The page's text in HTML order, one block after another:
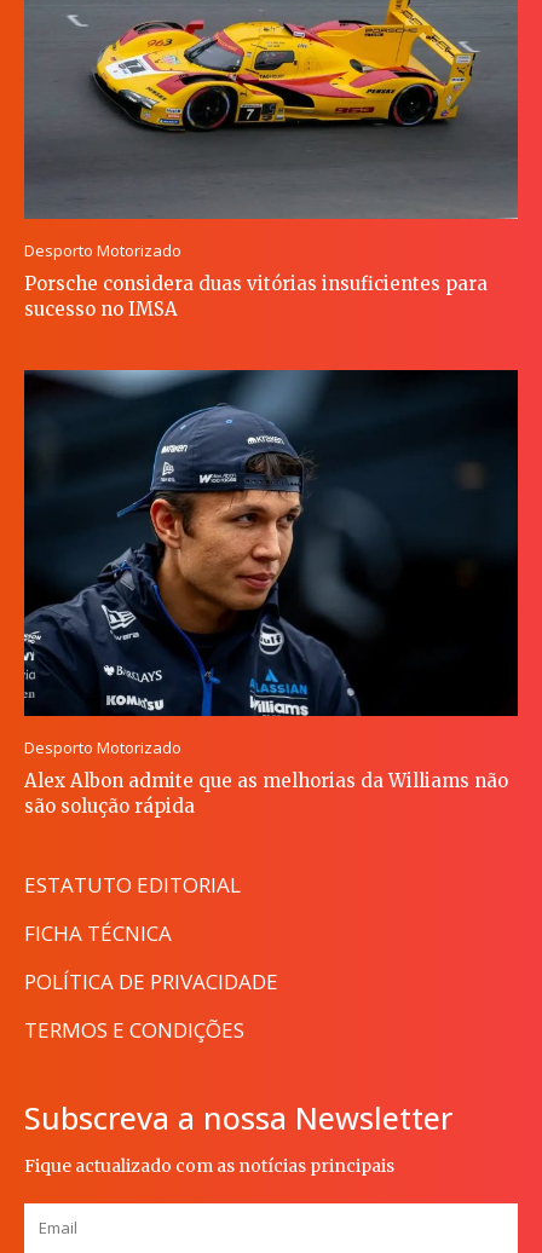
Desporto Motorizado
Porsche considera duas vitórias insuficientes para
sucesso no IMSA
Desporto Motorizado
Alex Albon admite que as melhorias da Williams não
são solução rápida
ESTATUTO EDITORIAL
FICHA TÉCNICA
POLÍTICA DE PRIVACIDADE
TERMOS E CONDIÇÕES
Subscreva a nossa Newsletter
Fique actualizado com as notícias principais